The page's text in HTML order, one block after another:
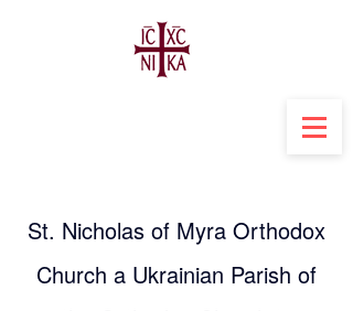
St. Nicholas of Myra Orthodox
Church a Ukrainian Parish of